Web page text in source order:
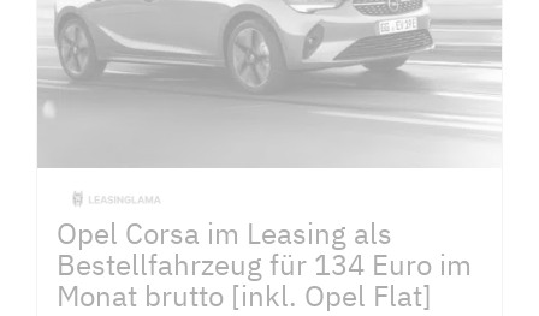
Opel Corsa im Leasing als
Bestellfahrzeug für 134 Euro im
Monat brutto [inkl. Opel Flat]